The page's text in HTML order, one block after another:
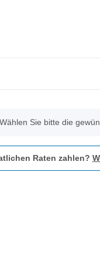
Sie bitte die
Raten zahlen?